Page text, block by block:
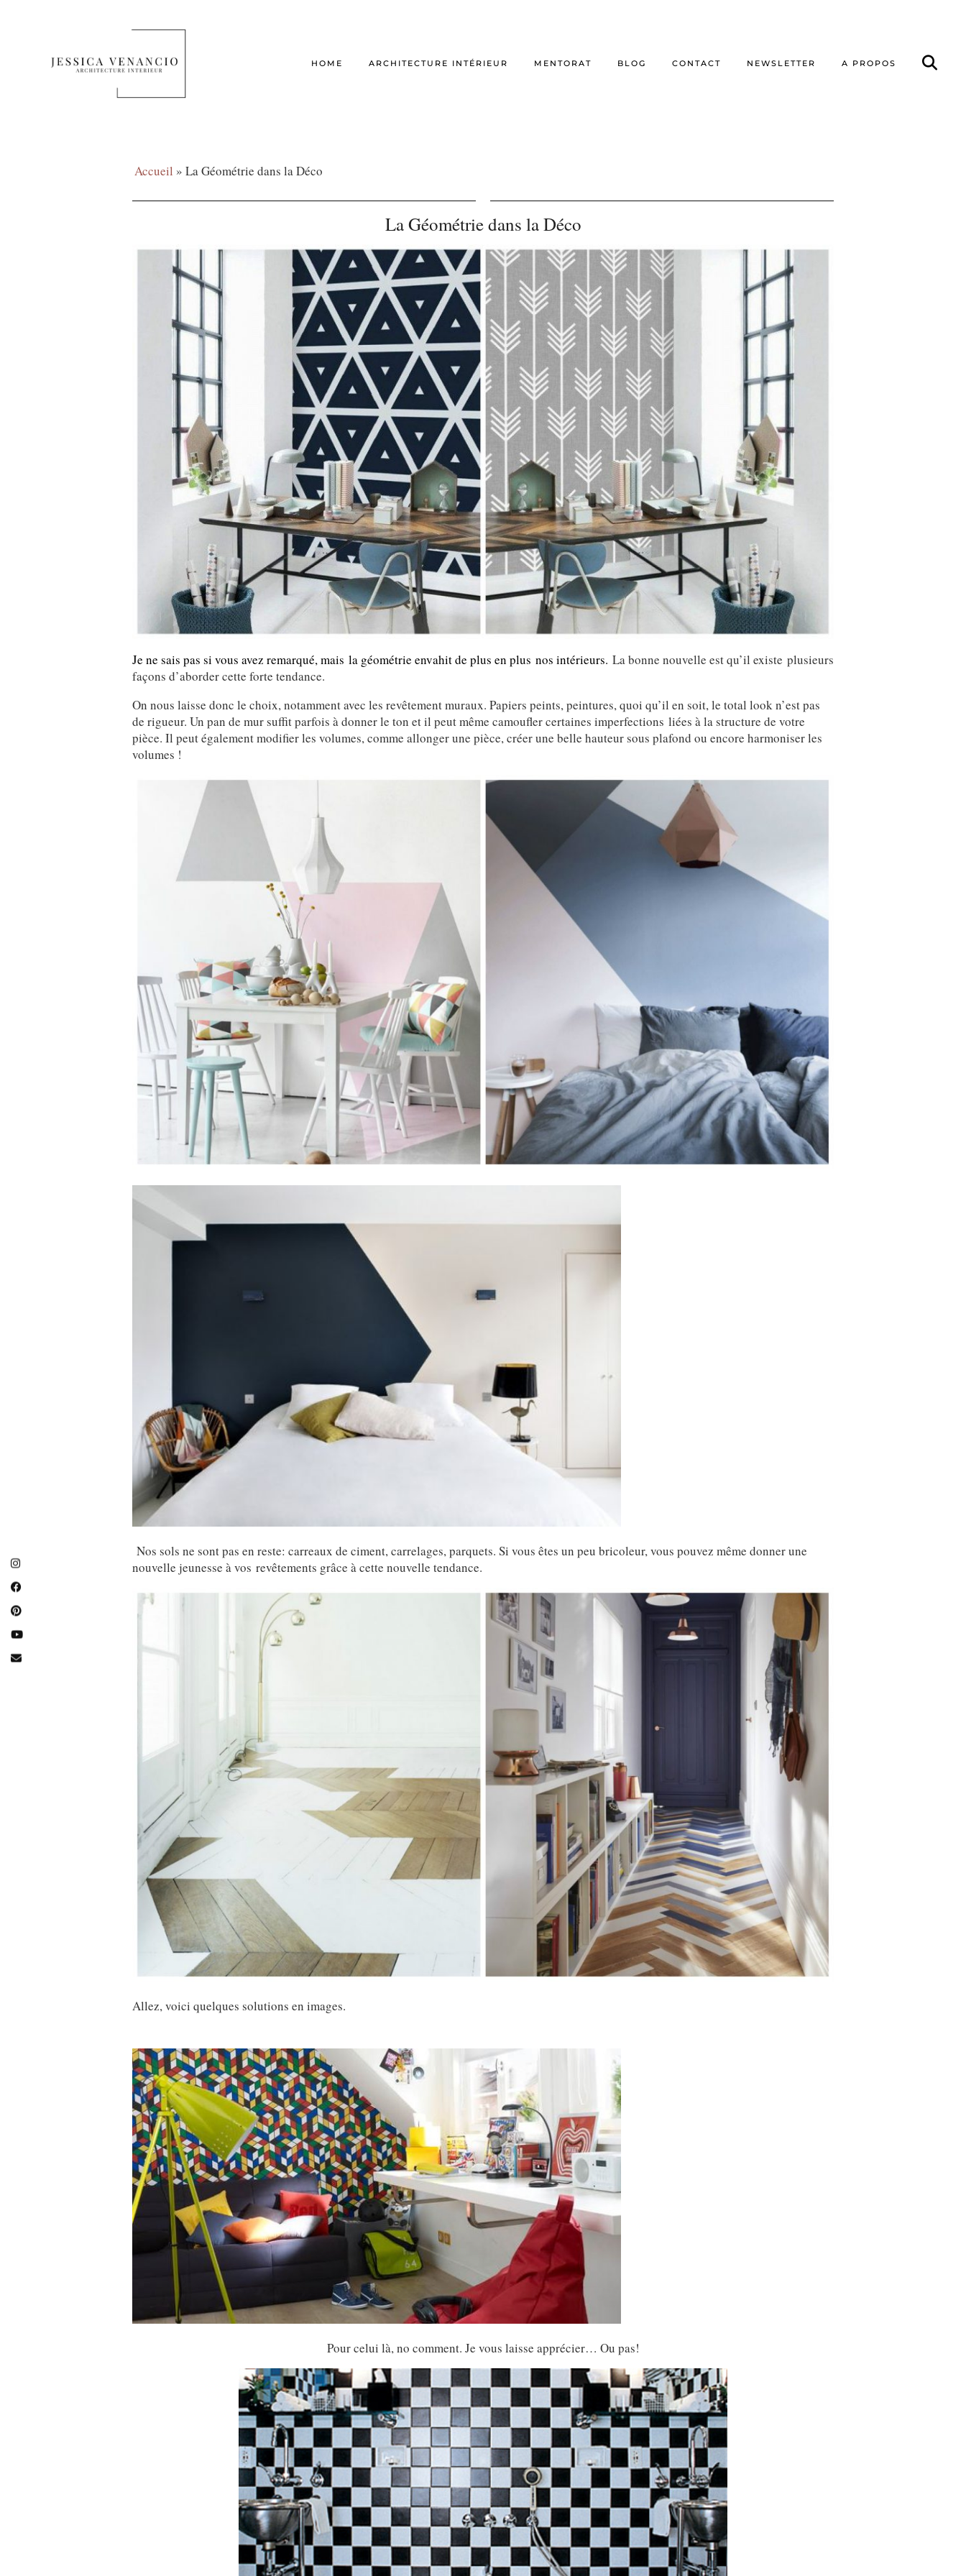
HOME ARCHITECTURE INTÉRIEUR MENTORAT BLOG CONTACT NEWSLETTER A PROPOS
Accueil » La Géométrie dans la Déco
La Géométrie dans la Déco
Je ne sais pas si vous avez remarqué, mais la géométrie envahit de plus en plus nos intérieurs. La bonne nouvelle est qu’il existe plusieurs
façons d’aborder cette forte tendance.
On nous laisse donc le choix, notamment avec les revêtement muraux. Papiers peints, peintures, quoi qu’il en soit, le total look n’est pas
de rigueur. Un pan de mur suffit parfois à donner le ton et il peut même camoufler certaines imperfections liées à la structure de votre
pièce. Il peut également modifier les volumes, comme allonger une pièce, créer une belle hauteur sous plafond ou encore harmoniser les
volumes !
Nos sols ne sont pas en reste: carreaux de ciment, carrelages, parquets. Si vous êtes un peu bricoleur, vous pouvez même donner une
nouvelle jeunesse à vos revêtements grâce à cette nouvelle tendance.
Allez, voici quelques solutions en images.
Pour celui là, no comment. Je vous laisse apprécier… Ou pas!